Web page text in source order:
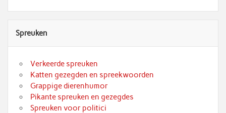
Spreuken
Verkeerde spreuken
Katten gezegden en spreekwoorden
Grappige dierenhumor
Pikante spreuken en gezegdes
Spreuken voor politici